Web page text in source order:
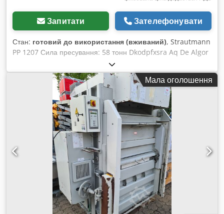
Запитати Зателефонувати
Стан: готовий до використання (вживаний), Strautmann
PP 1207 Сила пресування: 58 тонн Dkodpfxsra Aq De Algor
Вага тюка: від 400 до 500 кг залежно від матеріалу Двигун: 4
кВт Розміри тюка (ДxШxВ): 1200 x 700 x 800 мм Отвір для
завантаження: 1145 x 430 мм Зовнішні розміри (ДxШxВ):
1844 x 1067 x 2868 мм Отвір для завантаження: 1145 x 430
мм Транспортна висота: 2500 мм Вага преса приблизно
Мала оголошення